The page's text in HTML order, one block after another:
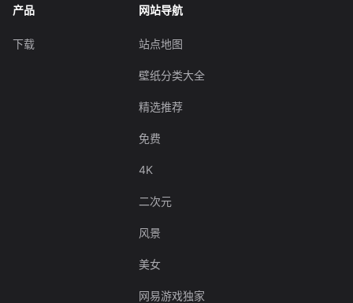
产品
下载
网站导航
站点地图
壁纸分类大全
精选推荐
免费
4K
二次元
风景
美女
网易游戏独家